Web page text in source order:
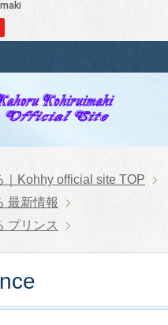
｜Kohhy official site TOP
最新情報
プリンス